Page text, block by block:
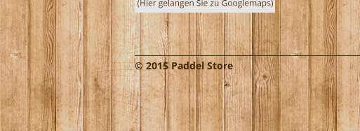
© 2015 Paddel Store